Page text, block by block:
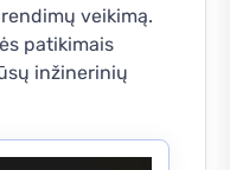
veikimą.
patikimais
inžinerinių